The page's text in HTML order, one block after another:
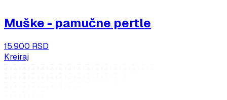
Muške - pamučne pertle
15.900 RSD
Kreiraj